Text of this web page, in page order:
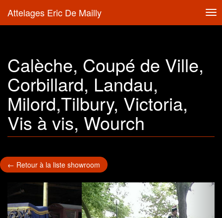
Attelages Eric De Mailly
Calèche, Coupé de Ville,
Corbillard, Landau,
Milord,Tilbury, Victoria,
Vis à vis, Wourch
← Retour à la liste showroom